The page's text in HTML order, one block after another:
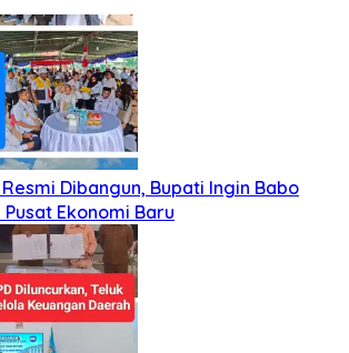
Dibangun, Bupati Ingin Babo
Ekonomi Baru